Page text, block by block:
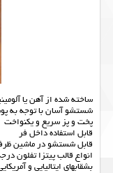
ساخته شده از آهن یا
شستشو آسان با توجه
پخت و پز سریع و یکنواخت
قابل استفاده داخل فر
قابل شستشو در ماشین
انواع قالب پیتزا تفلون
بشقابهای ایتالیایی و